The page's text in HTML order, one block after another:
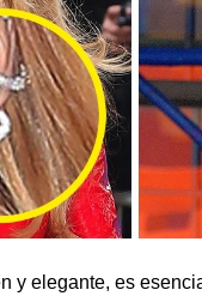
y elegante, es